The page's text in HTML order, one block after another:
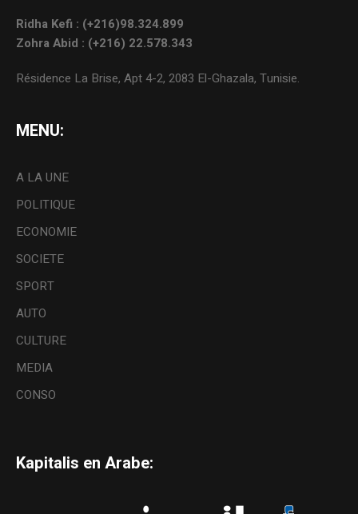
Ridha Kefi : (+216)98.324.899
Zohra Abid : (+216) 22.578.343
Résidence La Brise, Apt 4-2, 2083 El-Ghazala, Tunisie.
MENU:
A LA UNE
POLITIQUE
ECONOMIE
SOCIETE
SPORT
AUTO
CULTURE
MEDIA
CONSO
Kapitalis en Arabe: